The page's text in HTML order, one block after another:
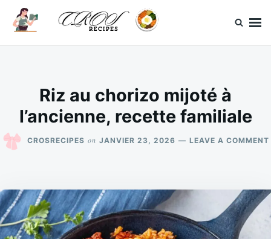
SkipSearch
for:
Riz au chorizo mijoté à
l’ancienne, recette familiale
CROSRECIPES on JANVIER 23, 2026 LEAVE A COMMENT